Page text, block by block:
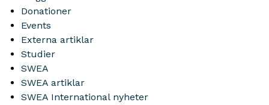
Donationer
Events
Externa artiklar
Studier
SWEA
SWEA artiklar
SWEA International nyheter